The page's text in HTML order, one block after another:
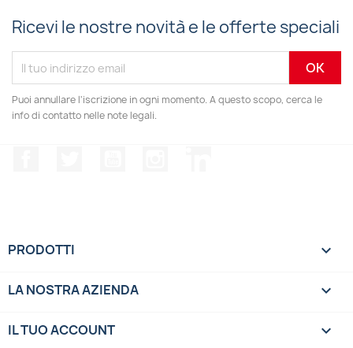
Ricevi le nostre novità e le offerte speciali
Puoi annullare l'iscrizione in ogni momento. A questo scopo, cerca le
info di contatto nelle note legali.
PRODOTTI 
LA NOSTRA AZIENDA 
IL TUO ACCOUNT 